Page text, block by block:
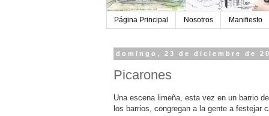
Página Principal Nosotros Manifiesto
domingo, 23 de diciembre de
Picarones
Una escena limeña, esta vez en un barrio
los barrios, congregan a la gente a festejar